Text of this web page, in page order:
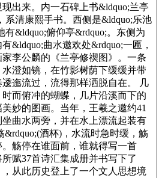
出来。内一石碑上书&ldquo;兰亭
系清康熙手书。西侧是&ldquo;乐池
有&ldquo;俯仰亭&rdquo;。东侧为
&ldquo;曲水邀欢处&rdquo;一匾，
李公麟的《兰亭修禊图》。一条
澄如镜，在竹影树荫下缓缓并带
迤流过，流得那样洒脱自在。 几
时而俯冲的蝴蝶，几片沿溪而下的
妙的图画。当年，王羲之邀约41
曲水两旁，并在水上漂流起装有
&rdquo;(酒杯)，水流时急时缓，觞
觞停在谁面前，谁就得写一首
赋37首诗汇集成册并书写下了
，从此历史登上了一个文人思想境